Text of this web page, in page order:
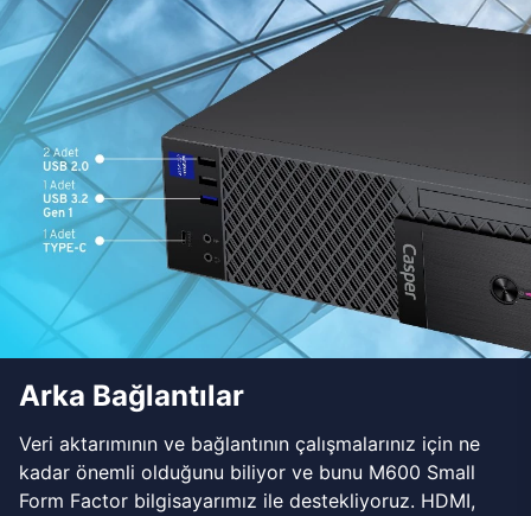
Arka Bağlantılar
Veri aktarımının ve bağlantının çalışmalarınız için ne
kadar önemli olduğunu biliyor ve bunu M600 Small
Form Factor bilgisayarımız ile destekliyoruz. HDMI,